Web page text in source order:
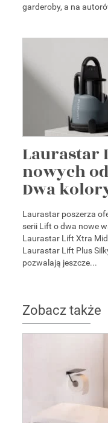
garderoby, a na
Laurastar
nowych
Dwa
Laurastar poszerza
serii Lift o dwa nowe
Laurastar Lift Xtra
Laurastar Lift Plus
pozwalają jeszcze...
Zobacz także